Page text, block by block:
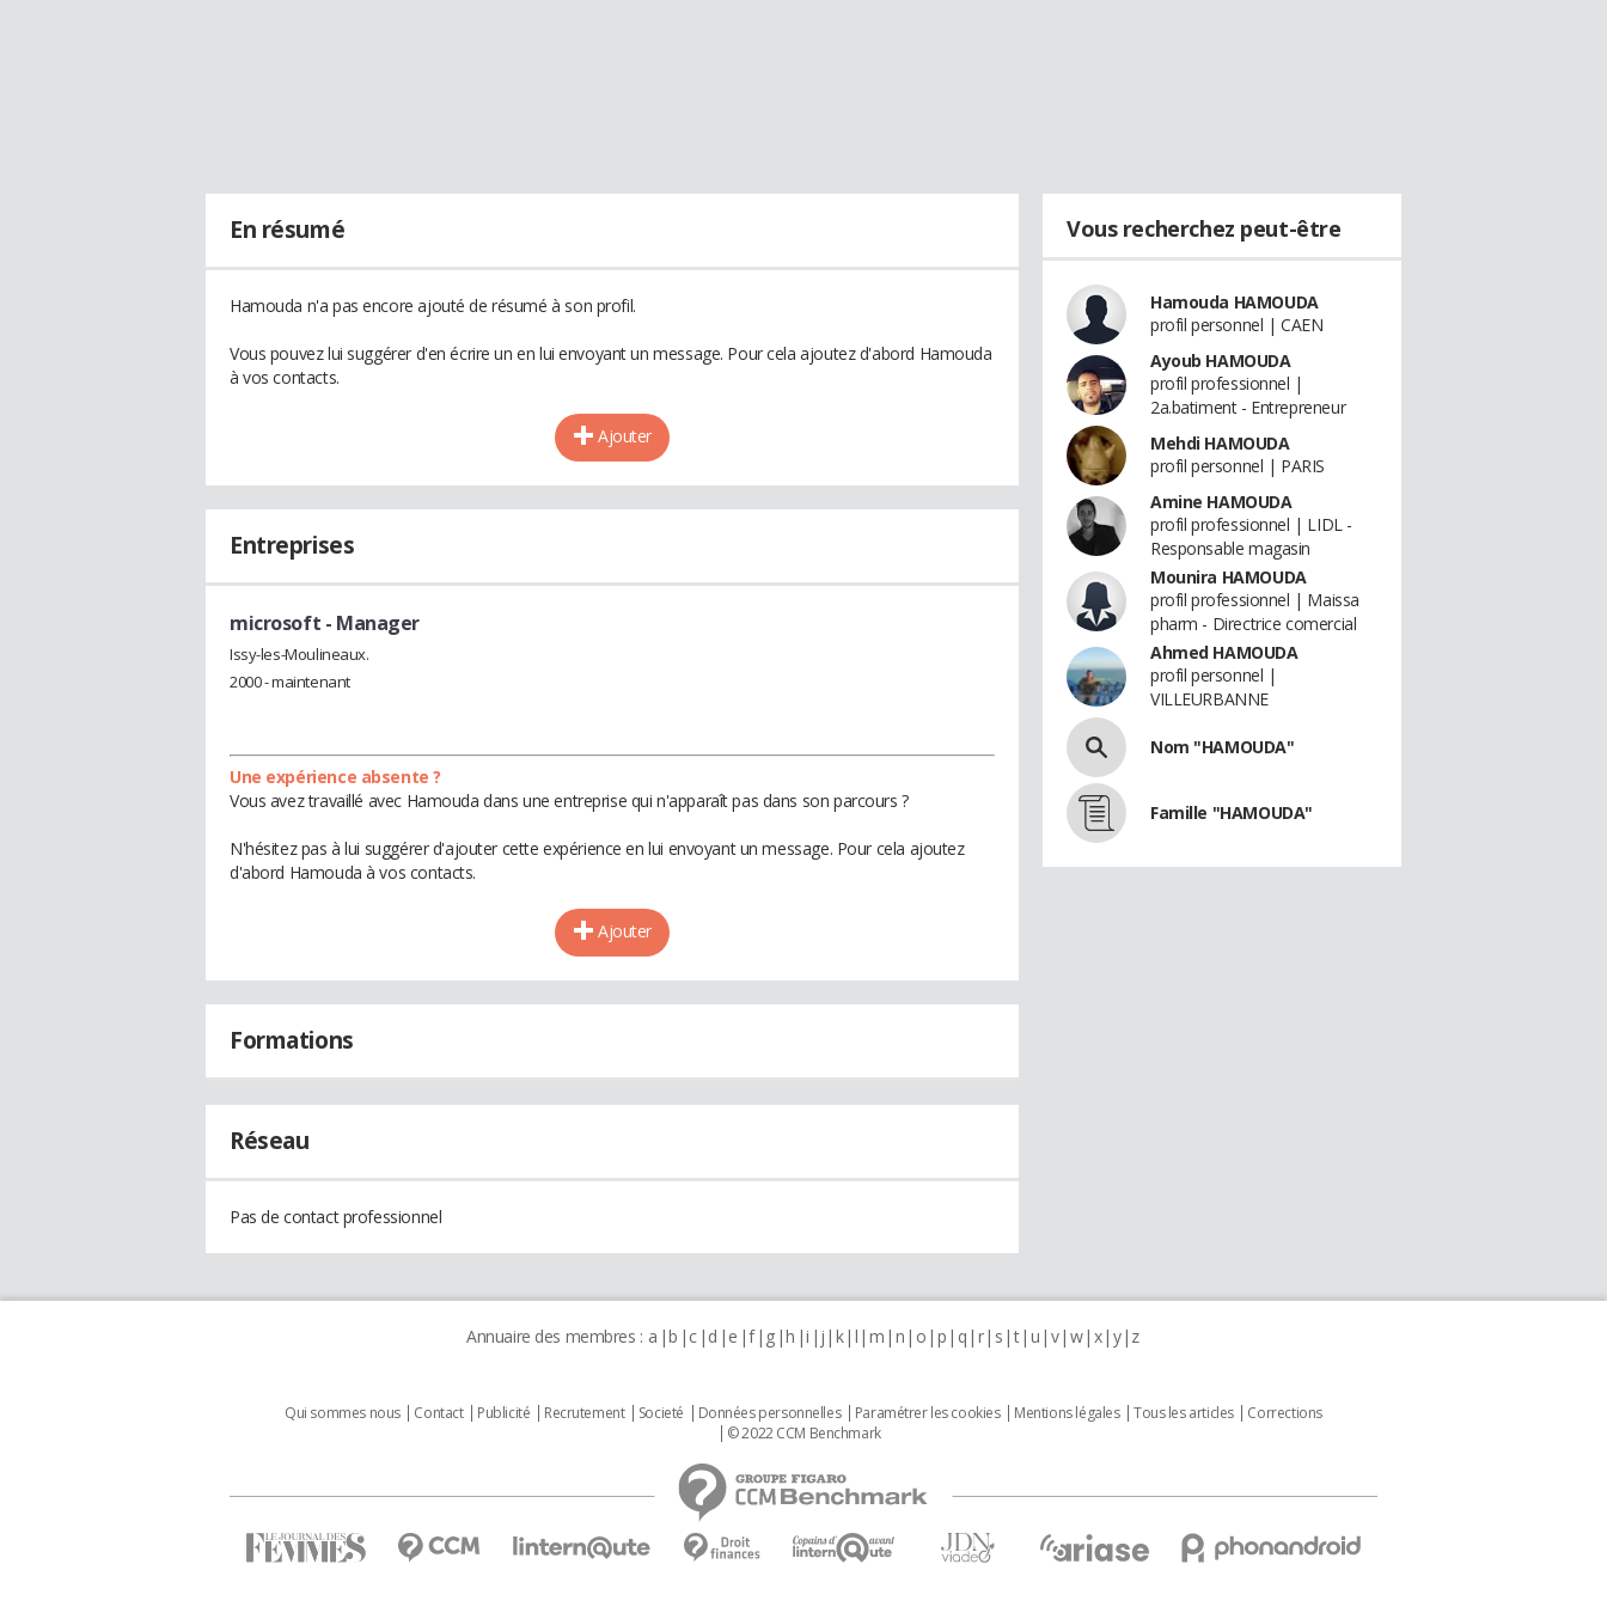
En résumé
Hamouda n'a pas encore ajouté de résumé à son profil.
Vous pouvez lui suggérer d'en écrire un en lui envoyant un message. Pour cela ajoutez d'abord Hamouda
à vos contacts.
Ajouter
Entreprises
microsoft - Manager
Issy-les-Moulineaux.
2000 - maintenant
Une expérience absente ?
Vous avez travaillé avec Hamouda dans une entreprise qui n'apparaît pas dans son parcours ?
N'hésitez pas à lui suggérer d'ajouter cette expérience en lui envoyant un message. Pour cela ajoutez
d'abord Hamouda à vos contacts.
Ajouter
Formations
Réseau
Pas de contact professionnel
Vous recherchez peut-être
Hamouda HAMOUDA
profil personnel | CAEN
Ayoub HAMOUDA
profil professionnel |
2a.batiment - Entrepreneur
Mehdi HAMOUDA
profil personnel | PARIS
Amine HAMOUDA
profil professionnel | LIDL -
Responsable magasin
Mounira HAMOUDA
profil professionnel | Maissa
pharm - Directrice comercial
Ahmed HAMOUDA
profil personnel |
VILLEURBANNE
Nom "HAMOUDA"
Famille "HAMOUDA"
Annuaire des membres : a b c d e f g h i j k l m n o p q r s t u v w x y z
Qui sommes nous Contact Publicité Recrutement Societé Données personnelles Paramétrer les cookies Mentions légales Tous les articles
Corrections
© 2022 CCM Benchmark